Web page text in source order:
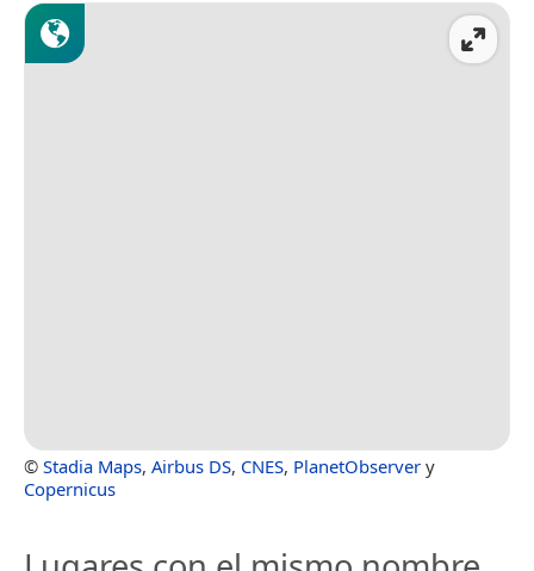
© Stadia Maps, Airbus DS, CNES, PlanetObserver y
Copernicus